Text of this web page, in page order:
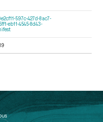
597c-427d-8ac7-
eb11-4545-8d43-